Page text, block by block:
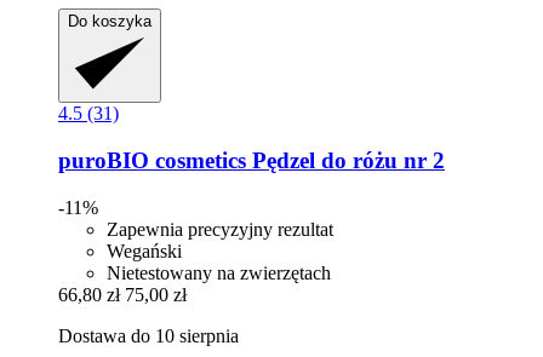
Do koszyka
4.5 (31)
puroBIO cosmetics Pędzel do różu nr 2
-11%
Zapewnia precyzyjny rezultat
Wegański
Nietestowany na zwierzętach
66,80 zł 75,00 zł
Dostawa do 10 sierpnia